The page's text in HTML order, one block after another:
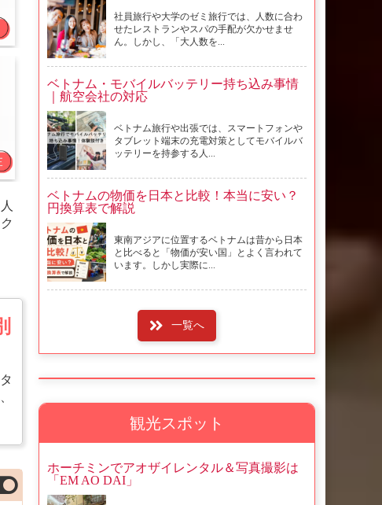
社員旅行や大学のゼミ旅行では、人数に合わ
せたレストランやスパの手配が欠かせませ
ん。しかし、「大人数を...
ベトナム・モバイルバッテリー持ち込み事情
｜航空会社の対応
ベトナム旅行や出張では、スマートフォンや
タブレット端末の充電対策としてモバイルバ
ッテリーを持参する人...
ベトナムの物価を日本と比較！本当に安い？
円換算表で解説
東南アジアに位置するベトナムは昔から日本
と比べると「物価が安い国」とよく言われて
います。しかし実際に...
一覧へ
観光スポット
ホーチミンでアオザイレンタル＆写真撮影は
「EM AO DAI」